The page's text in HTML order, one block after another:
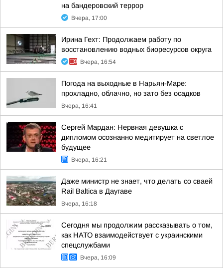
на бандеровский террор
Вчера, 17:00
Ирина Гехт: Продолжаем работу по
восстановлению водных биоресурсов округа
Вчера, 16:54
Погода на выходные в Нарьян-Маре:
прохладно, облачно, но зато без осадков
Вчера, 16:41
Сергей Мардан: Нервная девушка с
дипломом осознанно медитирует на светлое
будущее
Вчера, 16:21
Даже министр не знает, что делать со сваей
Rail Baltica в Даугаве
Вчера, 16:18
Сегодня мы продолжим рассказывать о том,
как НАТО взаимодействует с украинскими
спецслужбами
Вчера, 16:09